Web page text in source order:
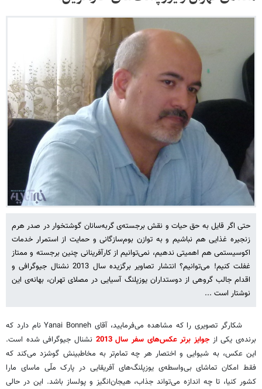
حتی اگر قایل به حق حیات و نقش برجسته‌ی گربه‌سانان گوشتخوار در صدر هرم
زنجیره غذایی هم نباشیم و به توازن بوم‌سازگانی و حمایت از استمرار خدمات
اکوسیستمی هم اهمیتی ندهیم، نمی‌توانیم از کارآفرینانی چنین برجسته و ممتاز
غفلت کنیم! می‌توانیم؟ انتشار تصاویر برگزیده سال 2013 نشنال جیوگرافی و
اقدام جالب گروهی از دوستداران یوزپلنگ آسیایی در مصلای تهران، بهانه‌ی این
نوشتار است ...
شکارگر تصویری را که مشاهده می‌فرمایید، آقای Yanai Bonneh نام دارد که
برنده‌ی یکی ازجوایز برتر عکس‌های سفر سال 2013
نشنال جیوگرافی شده است.
این عکس، به شیوایی و اختصار هر چه تمام‌تر به مخاطبینش گوشزد می‌کند که
فقط امکان تماشای بی‌واسطه‌ی یوزپلنگ‌های آفریقایی در پارک ملّی ماسای مارا
کشور کنیا، تا چه اندازه می‌تواند جذاب، هیجان‌انگیز و پولساز باشد. این در حالی